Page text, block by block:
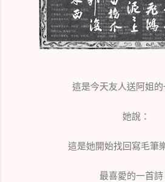
這是今天友人送阿姐的
她說：
這是她開始找回寫毛筆
最喜愛的一首詩